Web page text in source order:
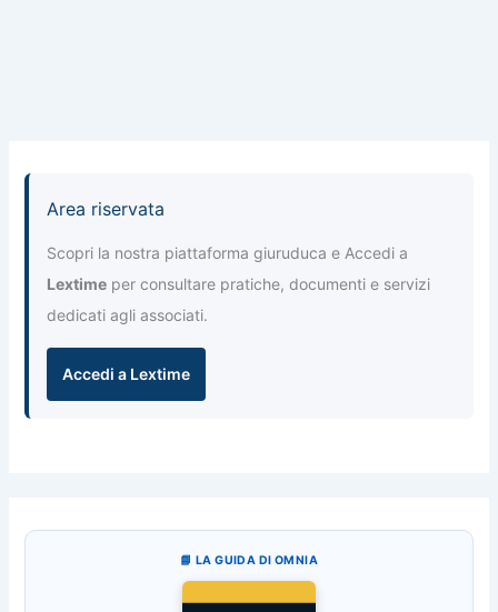
Area riservata
Scopri la nostra piattaforma giuruduca e Accedi a
Lextime per consultare pratiche, documenti e servizi
dedicati agli associati.
Accedi a Lextime
📘 LA GUIDA DI OMNIA